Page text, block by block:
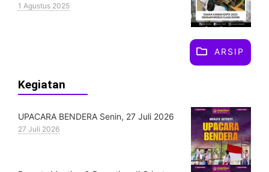
1 Agustus 2025
ARSIP
Kegiatan
UPACARA BENDERA Senin, 27 Juli 2026
27 Juli 2026